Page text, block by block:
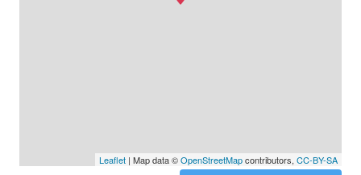
Leaflet| Map data ©OpenStreetMapcontributors, CC-BY-SA